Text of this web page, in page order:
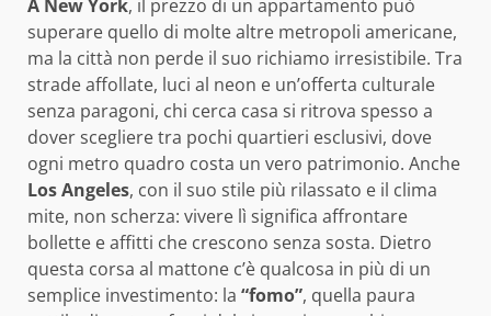
A New York, il prezzo di un appartamento può
superare quello di molte altre metropoli americane,
ma la città non perde il suo richiamo irresistibile. Tra
strade affollate, luci al neon e un’offerta culturale
senza paragoni, chi cerca casa si ritrova spesso a
dover scegliere tra pochi quartieri esclusivi, dove
ogni metro quadro costa un vero patrimonio. Anche
Los Angeles, con il suo stile più rilassato e il clima
mite, non scherza: vivere lì significa affrontare
bollette e affitti che crescono senza sosta. Dietro
questa corsa al mattone c’è qualcosa in più di un
semplice investimento: la “fomo”, quella paura